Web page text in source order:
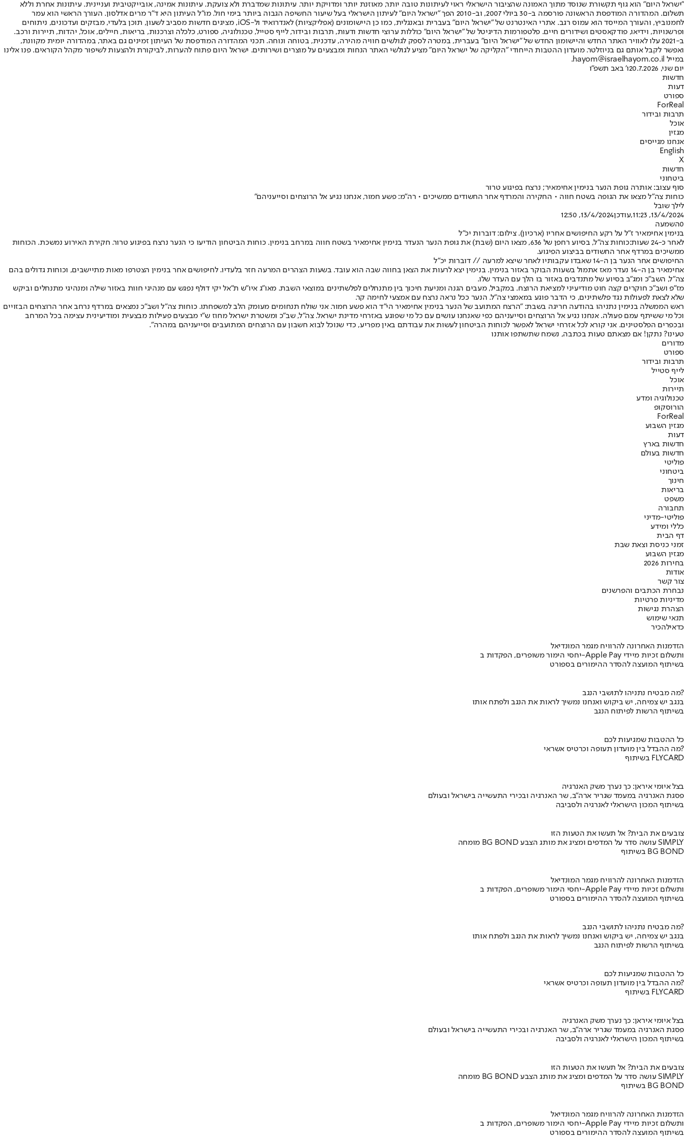
"ישראל היום" הוא גוף תקשורת שנוסד מתוך האמונה שהציבור הישראלי ראוי לעיתונות טובה יותר, מאוזנת יותר ומדויקת יותר. עיתונות שמדברת ולא צועקת. עיתונות אמינה, אובייקטיבית ועניינית. עיתונות אחרת וללא
תשלום. המהדורה המודפסת הראשונה פורסמה ב-30 ביולי 2007, וב-2010 הפך "ישראל היום" לעיתון הישראלי בעל שיעור החשיפה הגבוה ביותר בימי חול. מו"ל העיתון היא ד"ר מרים אדלסון. העורך הראשי הוא עמר
לחמנוביץ, והעורך המייסד הוא עמוס רגב. אתרי האינטרנט של "ישראל היום" בעברית ובאנגלית, כמו כן היישומונים (אפליקציות) לאנדרואיד ול-iOS, מציגים חדשות מסביב לשעון, תוכן בלעדי, מבזקים ועדכונים, ניתוחים
ופרשנויות, וידיאו, פודקאסטים ושידורים חיים. פלטפורמות הדיגיטל של "ישראל היום" כוללות ערוצי חדשות ודעות, תרבות ובידור, לייף סטייל, טכנולוגיה, ספורט, כלכלה וצרכנות, בריאות, חיילים, אוכל, יהדות, תיירות ורכב.
ב-2021 עלו לאוויר האתר החדש והיישומון החדש של "ישראל היום" בעברית, במטרה לספק לגולשים חוויה מהירה, עדכנית, בטוחה ונוחה. תכני המהדורה המודפסת של העיתון זמינים גם באתר, במהדורה יומית מקוונת,
ואפשר לקבל אותם גם בניוזלטר. מועדון ההטבות הייחודי "הקליקה של ישראל היום" מציע לגולשי האתר הנחות ומבצעים על מוצרים ושירותים. ישראל היום פתוח להערות, לביקורת ולהצעות לשיפור מקהל הקוראים. פנו אלינו
במייל hayom@israelhayom.co.il.
יום שני, 20.7.2026
ו' באב תשפ"ו
חדשות
דעות
ספורט
ForReal
תרבות ובידור
אוכל
מגזין
אנחנו מגייסים
English
X
חדשות
ביטחוני
סוף עצוב: אותרה גופת הנער בנימין אחימאיר; נרצח בפיגוע טרור
כוחות צה"ל מצאו את הגופה בשטח חווה • החקירה והמרדף אחר החשודים ממשיכים • רה"מ: פשע חמור, אנחנו נגיע אל הרוצחים וסייעניהם"
לילך שובל
13/4/2024, 11:23
,עודכן13/4/2024, 12:50
0השמעה
בנימין אחימאיר ז"ל על רקע החיפושים אחריו (ארכיון). צילום: דוברות יכ"ל
לאחר כ-24 שעות:
כוחות צה״ל, בסיוע רחפן של 636, מצאו היום (שבת) את גופת הנער הנעדר בנימין אחימאיר בשטח חווה במרחב בנימין. כוחות הביטחון הודיעו כי הנער נרצח בפיגוע טרור. חקירת האירוע נמשכת. הכוחות
ממשיכים במרדף אחר החשודים בביצוע הפיגוע.
החיפושים אחר הנער בן ה-14 שאבדו עקבותיו לאחר שיצא למרעה // דוברות יכ"ל
אחימאיר בן ה-14 נעדר מאז אתמול בשעות הבוקר באזור בנימין. בנימין יצא לרעות את הצאן בחווה שבה הוא עובד. בשעות הצהרים המרעה חזר בלעדיו. לחיפושים אחר בנימין הצטרפו מאות מתיישבים, וכוחות גדולים בהם
צה״ל, השב״כ ומג״ב בסיוע של מתנדבים באזור בו הלך עם העדר שלו.
מז"פ ושב"כ חוקרים קצה חוט מודיעיני למציאת הרוצח. במקביל, מעבים הגנה ומניעת חיכוך בין מתנחלים לפלשתינים במוצאי השבת. מאו"ג איו"ש ת"אל יקי דולף נפגש עם מנהיגי חוות באזור שילה ומנהיגי מתנחלים וביקש
שלא לצאת לפעולות נגד פלשתינים, כי הדבר פוגע במאמצי צה"ל. הנער ככל נראה נרצח עם אמצעי לחימה קר.
ראש הממשלה בנימין נתניהו בהודעה חריגה בשבת: ״הרצח המתועב של הנער בנימין אחימאיר הי״ד הוא פשע חמור. אני שולח תנחומים מעומק הלב למשפחתו. כוחות צה״ל ושב״כ נמצאים במרדף נרחב אחר הרוצחים הבזויים
וכל מי ששיתף עמם פעולה. אנחנו נגיע אל הרוצחים וסייעניהם כפי שאנחנו עושים עם כל מי שפוגע באזרחי מדינת ישראל. צה״ל, שב״כ ומשטרת ישראל מחוז ש״י מבצעים פעילות מבצעית ומודיעינית עצימה בכל המרחב
ובכפרים הפלסטינים. אני קורא לכל אזרחי ישראל לאפשר לכוחות הביטחון לעשות את עבודתם באין מפריע, כדי שנוכל לבוא חשבון עם הרוצחים המתועבים וסייעניהם במהרה".
טעינו? נתקן! אם מצאתם טעות בכתבה, נשמח שתשתפו אותנו
מדורים
ספורט
תרבות ובידור
לייף סטייל
אוכל
תיירות
טכנולוגיה ומדע
הורוסקופ
ForReal
מגזין השבוע
דעות
חדשות בארץ
חדשות בעולם
פוליטי
ביטחוני
חינוך
בריאות
משפט
תחבורה
פוליטי-מדיני
כללי ומידע
דף הבית
זמני כניסת וצאת שבת
מגזין השבוע
בחירות 2026
אודות
צור קשר
נבחרת הכתבים והפרשנים
מדיניות פרטיות
הצהרת נגישות
תנאי שימוש
כדאילהכיר
הזדמנות האחרונה להרוויח מגמר המונדיאל
יחסי הימור משופרים, הפקדות ב-Apple Pay ותשלום זכיות מיידי
בשיתוף המועצה להסדר ההימורים בספורט
מה מבטיח נתניהו לתושבי הנגב?
בנגב יש צמיחה, יש ביקוש ואנחנו נמשיך לראות את הנגב ולפתח אותו
בשיתוף הרשות לפיתוח הנגב
כל ההטבות שמגיעות לכם
מה ההבדל בין מועדון תעופה וכרטיס אשראי?
בשיתוף FLYCARD
בצל איומי איראן: כך נערך משק האנרגיה
פסגת האנרגיה במעמד שגריר ארה"ב, שר האנרגיה ובכירי התעשייה בישראל ובעולם
בשיתוף המכון הישראלי לאנרגיה ולסביבה
צובעים את הבית? אל תעשו את הטעות הזו
מומחה BG BOND עושה סדר על המדפים ומציג את מותג הצבע SIMPLY
בשיתוף BG BOND
הזדמנות האחרונה להרוויח מגמר המונדיאל
יחסי הימור משופרים, הפקדות ב-Apple Pay ותשלום זכיות מיידי
בשיתוף המועצה להסדר ההימורים בספורט
מה מבטיח נתניהו לתושבי הנגב?
בנגב יש צמיחה, יש ביקוש ואנחנו נמשיך לראות את הנגב ולפתח אותו
בשיתוף הרשות לפיתוח הנגב
כל ההטבות שמגיעות לכם
מה ההבדל בין מועדון תעופה וכרטיס אשראי?
בשיתוף FLYCARD
בצל איומי איראן: כך נערך משק האנרגיה
פסגת האנרגיה במעמד שגריר ארה"ב, שר האנרגיה ובכירי התעשייה בישראל ובעולם
בשיתוף המכון הישראלי לאנרגיה ולסביבה
צובעים את הבית? אל תעשו את הטעות הזו
מומחה BG BOND עושה סדר על המדפים ומציג את מותג הצבע SIMPLY
בשיתוף BG BOND
הזדמנות האחרונה להרוויח מגמר המונדיאל
יחסי הימור משופרים, הפקדות ב-Apple Pay ותשלום זכיות מיידי
בשיתוף המועצה להסדר ההימורים בספורט